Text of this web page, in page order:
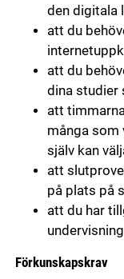
den digitala
att du
att du
dina studier
att
många som
själv kan
att
på plats på
att du har
Förkunskapskrav